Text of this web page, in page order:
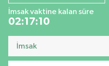
İmsak vaktine kalan süre
02:17:09
İmsak